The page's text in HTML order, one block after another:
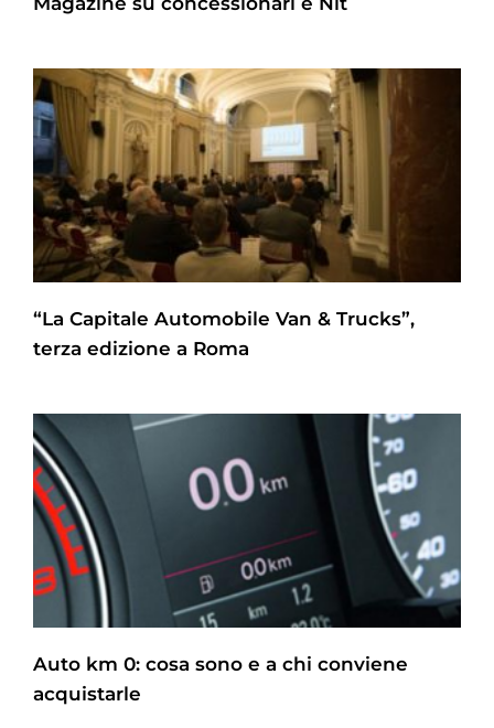
“La Capitale Automobile Van & Trucks”,
terza edizione a Roma
Auto km 0: cosa sono e a chi conviene
acquistarle